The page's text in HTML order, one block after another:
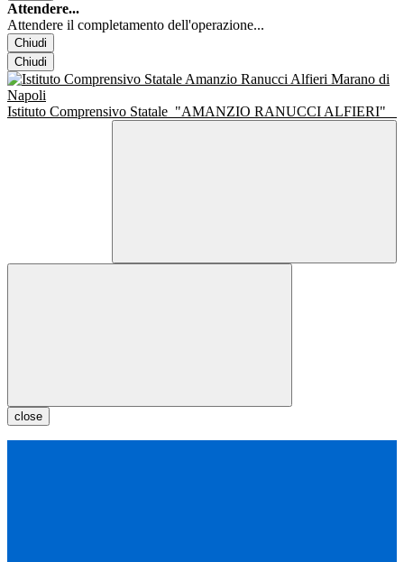
Attendere...
Attendere il completamento dell'operazione...
Chiudi
Chiudi
Istituto Comprensivo Statale "AMANZIO RANUCCI ALFIERI"
close